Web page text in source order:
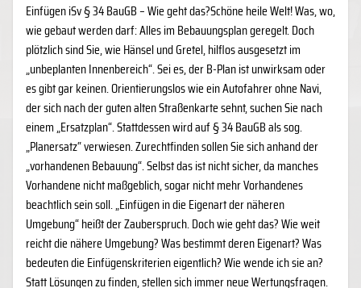
Einfügen iSv § 34 BauGB – Wie geht das?Schöne heile Welt! Was, wo,
wie gebaut werden darf: Alles im Bebauungsplan geregelt. Doch
plötzlich sind Sie, wie Hänsel und Gretel, hilflos ausgesetzt im
„unbeplanten Innenbereich“. Sei es, der B-Plan ist unwirksam oder
es gibt gar keinen. Orientierungslos wie ein Autofahrer ohne Navi,
der sich nach der guten alten Straßenkarte sehnt, suchen Sie nach
einem „Ersatzplan“. Stattdessen wird auf § 34 BauGB als sog.
„Planersatz“ verwiesen. Zurechtfinden sollen Sie sich anhand der
„vorhandenen Bebauung“. Selbst das ist nicht sicher, da manches
Vorhandene nicht maßgeblich, sogar nicht mehr Vorhandenes
beachtlich sein soll. „Einfügen in die Eigenart der näheren
Umgebung“ heißt der Zauberspruch. Doch wie geht das? Wie weit
reicht die nähere Umgebung? Was bestimmt deren Eigenart? Was
bedeuten die Einfügenskriterien eigentlich? Wie wende ich sie an?
Statt Lösungen zu finden, stellen sich immer neue Wertungsfragen.